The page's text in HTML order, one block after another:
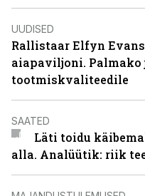
UUDISED
Rallistaar Elfyn
aiapaviljoni. Palmako
tootmiskvaliteedile
SAATED
Läti toidu
alla. Analüütik: riik